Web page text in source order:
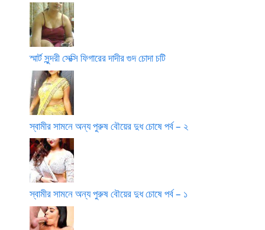
স্মার্ট সুন্দরী সেক্সি ফিগারের দাদীর গুদ চোদা চটি
স্বামীর সামনে অন্য পুরুষ বৌয়ের দুধ চোষে পর্ব – ২
স্বামীর সামনে অন্য পুরুষ বৌয়ের দুধ চোষে পর্ব – ১